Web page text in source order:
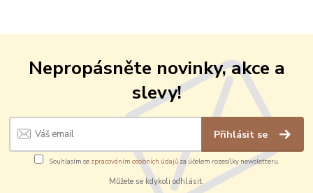
Nepropásněte novinky, akce a
slevy!
Přihlásit se
Souhlasím se zpracováním osobních údajůza účelem rozesílky newsletteru.
Můžete se kdykoli odhlásit.